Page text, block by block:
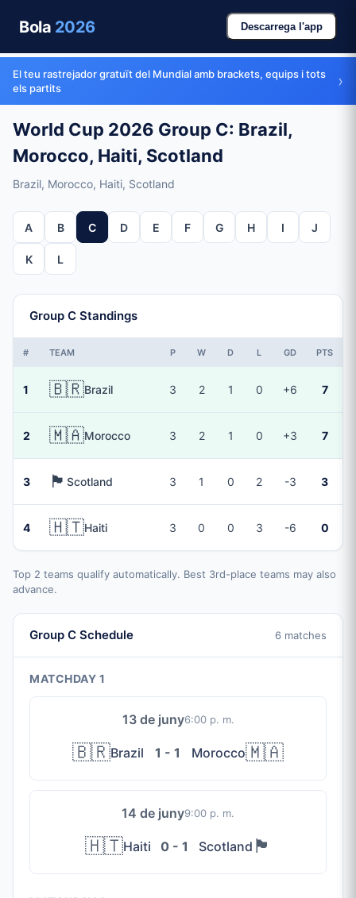
Bola 2026 Descarrega l'app
El teu rastrejador gratuït del Mundial amb brackets, equips i tots
els partits
›
World Cup 2026 Group C: Brazil,
Morocco, Haiti, Scotland
Brazil, Morocco, Haiti, Scotland
A B C D E F G H I J
K L
Group C Standings
# TEAM P W D L GD PTS
1 🇧🇷Brazil 3 2 1 0 +6 7
2 🇲🇦Morocco 3 2 1 0 +3 7
3 🏴󠁧󠁢󠁳󠁣󠁴󠁿 Scotland 3 1 0 2 -3 3
4 🇭🇹Haiti 3 0 0 3 -6 0
Top 2 teams qualify automatically. Best 3rd-place teams may also
advance.
Group C Schedule 6 matches
MATCHDAY 1
13 de juny6:00 p. m.
🇧🇷Brazil 1 - 1 Morocco🇲🇦
14 de juny9:00 p. m.
🇭🇹Haiti 0 - 1 Scotland 🏴󠁧󠁢󠁳󠁣󠁴󠁿